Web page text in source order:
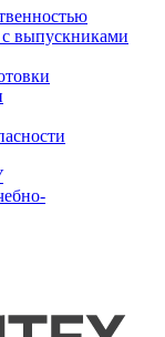
выпускниками